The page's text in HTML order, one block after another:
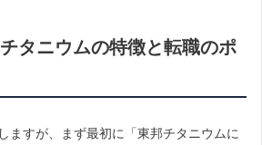
タニウムの特徴と転職のポ
ますが、まず最初に「東邦チタニウムに